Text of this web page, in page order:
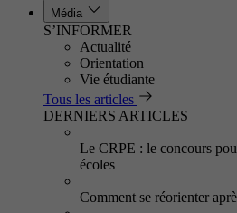
Média
S’INFORMER
Actualité
Orientation
Vie étudiante
Tous les articles
DERNIERS ARTICLES
Le CRPE : le concours
écoles
Comment se réorienter